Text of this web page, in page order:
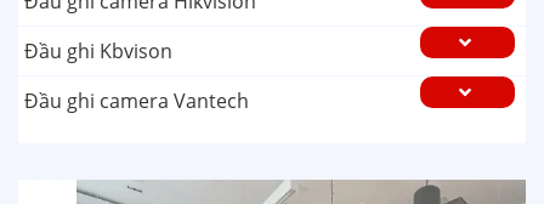
Đầu ghi Kbvison
Đầu ghi camera Vantech